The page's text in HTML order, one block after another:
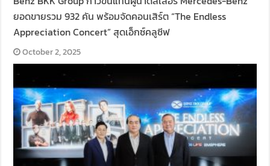
ยอดขายรวม 932 คัน พร้อมจัดคอนเสิร์ต “The Endless
Appreciation Concert” สุดเอ็กซ์คลูซีฟ
October 2, 2025